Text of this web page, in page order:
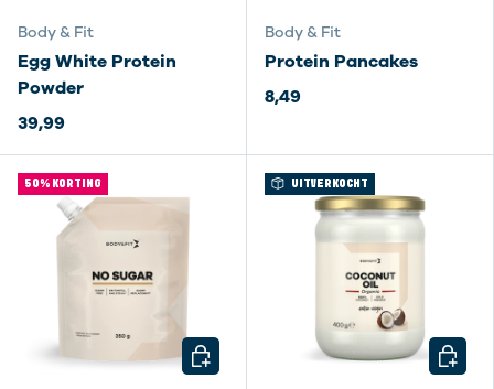
Body & Fit
Egg White Protein
Powder
39,99
Body & Fit
Protein Pancakes
8,49
50% KORTING
KIES MOGELIJKHEDEN
UITVERKOCHT
KIES